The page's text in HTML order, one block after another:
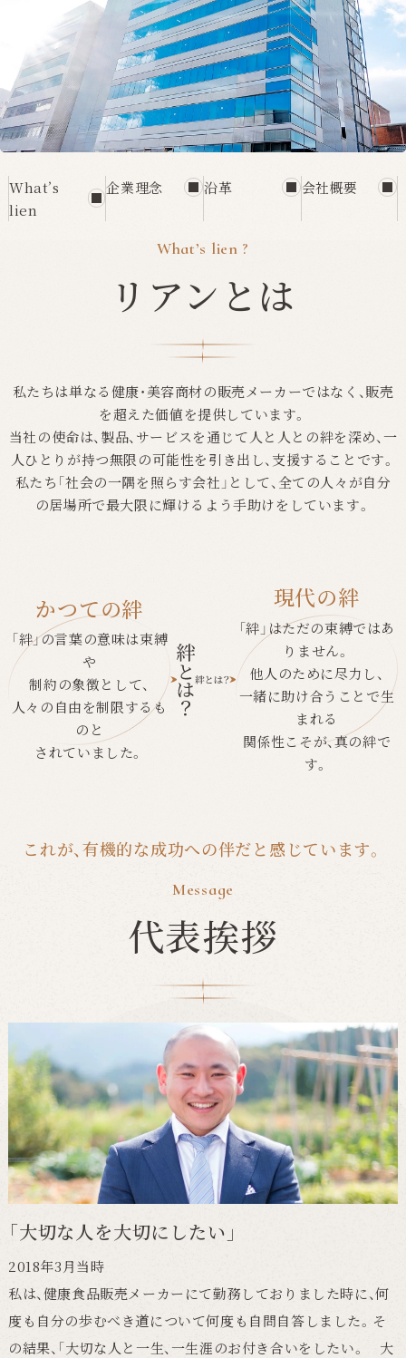
What’s
lien
企業理念 沿革 会社概要
What’s lien ?
リアンとは
私たちは単なる健康・美容商材の販売メーカーではなく、販売
を超えた価値を提供しています。
当社の使命は、製品、サービスを通じて人と人との絆を深め、一
人ひとりが持つ無限の可能性を引き出し、支援することです。
私たち「社会の一隅を照らす会社」として、全ての人々が自分
の居場所で最大限に輝けるよう手助けをしています。
かつての絆
「絆」の言葉の意味は束縛
や
制約の象徴として、
人々の自由を制限するも
のと
されていました。
現代の絆
「絆」はただの束縛ではあ
りません。
他人のために尽力し、
一緒に助け合うことで生
まれる
関係性こそが、真の絆で
す。
これが、有機的な成功への伴だと感じています。
Message
代表挨拶
「大切な人を大切にしたい」
2018年3月当時
私は、健康食品販売メーカーにて勤務しておりました時に、何
度も自分の歩むべき道について何度も自問自答しました。そ
の結果、「大切な人と一生、一生涯のお付き合いをしたい。 大